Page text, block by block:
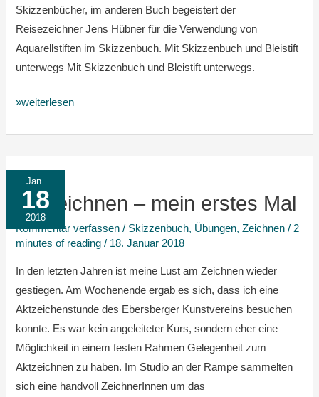
Skizzenbücher, im anderen Buch begeistert der
Reisezeichner Jens Hübner für die Verwendung von
Aquarellstiften im Skizzenbuch. Mit Skizzenbuch und Bleistift
unterwegs Mit Skizzenbuch und Bleistift unterwegs.
»weiterlesen
Jan.
18
2018
Aktzeichnen – mein erstes Mal
Kommentar verfassen / Skizzenbuch, Übungen,Zeichnen / 2
minutes of reading / 18. Januar 2018
In den letzten Jahren ist meine Lust am Zeichnen wieder
gestiegen. Am Wochenende ergab es sich, dass ich eine
Aktzeichenstunde des Ebersberger Kunstvereins besuchen
konnte. Es war kein angeleiteter Kurs, sondern eher eine
Möglichkeit in einem festen Rahmen Gelegenheit zum
Aktzeichnen zu haben. Im Studio an der Rampe sammelten
sich eine handvoll ZeichnerInnen um das
Aktzeichnen
mein